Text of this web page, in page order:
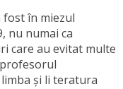
fost în miezul
nu numai ca
care au evitat multe
şi li teratura